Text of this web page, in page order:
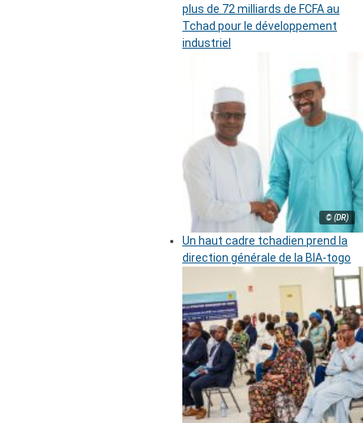
plus de 72 milliards de FCFA au
Tchad pour le développement
industriel
© (DR)
Un haut cadre tchadien prend la
direction générale de la BIA-togo